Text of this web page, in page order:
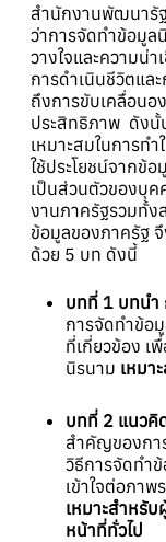
สำนักงานพัฒนารั
ว่าการจัดทำข้อมูล
วางใจและความน่
การดำเนินชีวิตแล
ถึงการขับเคลื่อนอ
ประสิทธิภาพ ดังนั้
เหมาะสมในการท
ใช้ประโยชน์จากข้อ
เป็นส่วนตัวของบุค
งานภาครัฐรวมทั้ง
ข้อมูลของภาครัฐ
ด้วย 5 บท ดังนี้
บทที่ 1 บทนำ
การจัดทำข้อ
ที่เกี่ยวข้อง เ
นิรนาม เหมา
บทที่ 2 แนวคิ
สำคัญของกา
วิธีการจัดทำ
เข้าใจต่อภา
เหมาะสำหรั
หน้าที่ทั่วไป